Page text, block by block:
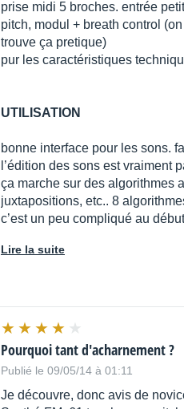
prise midi 5 broches. entrée
pitch, modul + breath control
trouve ça pretique)
pur les caractéristiques
UTILISATION
bonne interface pour les sons.
l’édition des sons est vraiment
ça marche sur des algorithmes
juxtapositions, etc.. 8
c’est un peu compliqué au
Lire la suite
Pourquoi tant d'acharnement ?
Publié le 09/05/14 à 01:11
Je découvre, donc avis de